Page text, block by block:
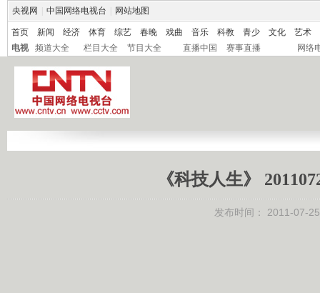
央视网 中国网络电视台 网站地图
首页 新闻 经济 体育 综艺 春晚 戏曲 音乐 科教 青少 文化
艺术
电视
频道大全 栏目大全 节目大全 直播中国 赛事直播 网络
《科技人生》
发布时间： 2011-07-